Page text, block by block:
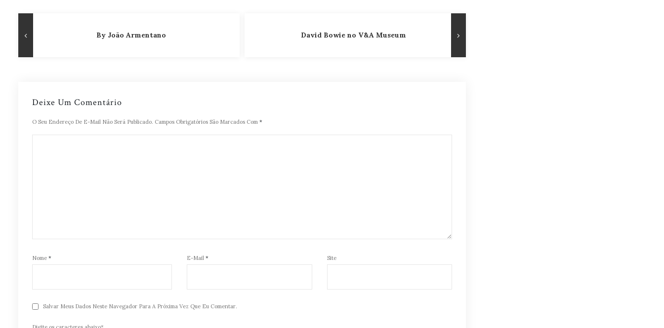
de
Post
Publicação
By João Armentano David Bowie no V&A Museum
Deixe Um Comentário
O Seu Endereço De E-Mail Não Será Publicado. Campos Obrigatórios São Marcados Com *
Nome * E-Mail* Site
Salvar Meus Dados Neste Navegador Para A Próxima Vez Que Eu Comentar.